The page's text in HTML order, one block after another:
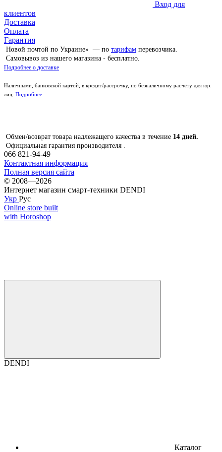
Вход для
клиентов
Доставка
Оплата
Гарантия
Новой почтой по Украине» — по тарифам перевозчика.
Самовывоз из нашего магазина - бесплатно.
Подробнее о доставке
Наличными, банковской картой, в кредит/рассрочку, по безналичному расчёту для юр.
лиц. Подробнее
Обмен/возврат товара надлежащего качества в течение 14 дней.
Официальная гарантия производителя .
066 821-94-49
Контактная информация
Полная версия сайта
© 2008—2026
Интернет магазин смарт-техники DENDI
Укр Рус
Online store built
with Horoshop
DENDI
Каталог